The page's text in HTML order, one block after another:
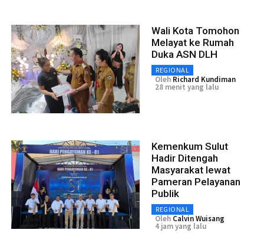
Wali Kota Tomohon
Melayat ke Rumah
Duka ASN DLH
REGIONAL
Oleh Richard Kundiman
28 menit yang lalu
Kemenkum Sulut
Hadir Ditengah
Masyarakat lewat
Pameran Pelayanan
Publik
REGIONAL
Oleh Calvin Wuisang
4 jam yang lalu